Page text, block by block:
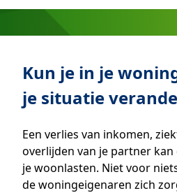
Kun je in je
je situatie
Een verlies van inkomen,
overlijden van je partner
je woonlasten. Niet voor
de woningeigenaren zich